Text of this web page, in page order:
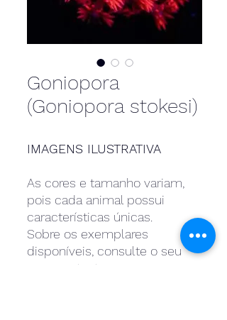
Goniopora
(Goniopora stokesi)
IMAGENS ILUSTRATIVA
As cores e tamanho variam,
pois cada animal possui
características únicas.
Sobre os exemplares
disponíveis, consulte o seu
representante.